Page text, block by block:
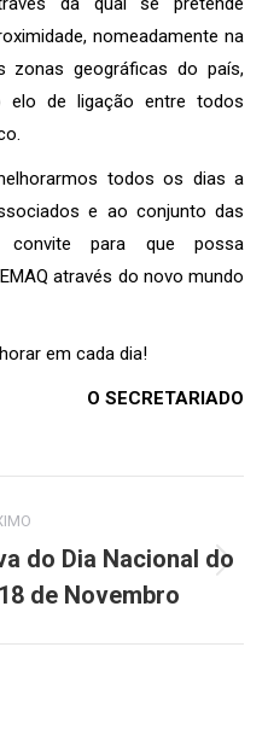
nomeadamente na
zonas geográficas do país,
elo de ligação entre todos
todos os dias a
e ao conjunto das
convite para que possa
através do novo mundo
em cada dia!
O SECRETARIADO
Next
post:
do Dia Nacional do
de Novembro